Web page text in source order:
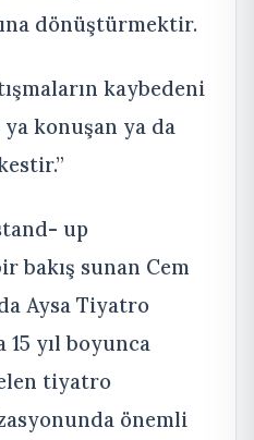
dönüştürmektir.
kaybedeni
ya konuşan ya da
up
bakış sunan Cem
Aysa Tiyatro
yıl boyunca
tiyatro
önemli